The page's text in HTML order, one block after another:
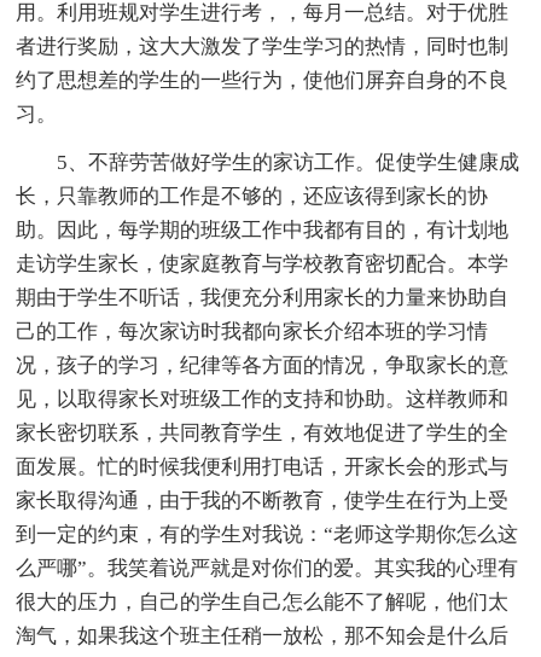
用。利用班规对学生进行考，，每月一总结。对于优胜
者进行奖励，这大大激发了学生学习的热情，同时也制
约了思想差的学生的一些行为，使他们屏弃自身的不良
习。
5、不辞劳苦做好学生的家访工作。促使学生健康成
长，只靠教师的工作是不够的，还应该得到家长的协
助。因此，每学期的班级工作中我都有目的，有计划地
走访学生家长，使家庭教育与学校教育密切配合。本学
期由于学生不听话，我便充分利用家长的力量来协助自
己的工作，每次家访时我都向家长介绍本班的学习情
况，孩子的学习，纪律等各方面的情况，争取家长的意
见，以取得家长对班级工作的支持和协助。这样教师和
家长密切联系，共同教育学生，有效地促进了学生的全
面发展。忙的时候我便利用打电话，开家长会的形式与
家长取得沟通，由于我的不断教育，使学生在行为上受
到一定的约束，有的学生对我说：“老师这学期你怎么这
么严哪”。我笑着说严就是对你们的爱。其实我的心理有
很大的压力，自己的学生自己怎么能不了解呢，他们太
淘气，如果我这个班主任稍一放松，那不知会是什么后